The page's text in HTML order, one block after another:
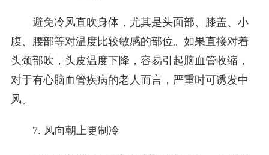
避免冷风直吹身体，尤其是头面部、膝盖、小
腹、腰部等对温度比较敏感的部位。如果直接对着
头颈部吹，头皮温度下降，容易引起脑血管收缩，
对于有心脑血管疾病的老人而言，严重时可诱发中
风。
7. 风向朝上更制冷